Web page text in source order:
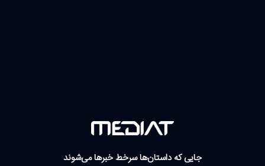
جایی که داستان‌ها سرخط خبرها می‌شوند